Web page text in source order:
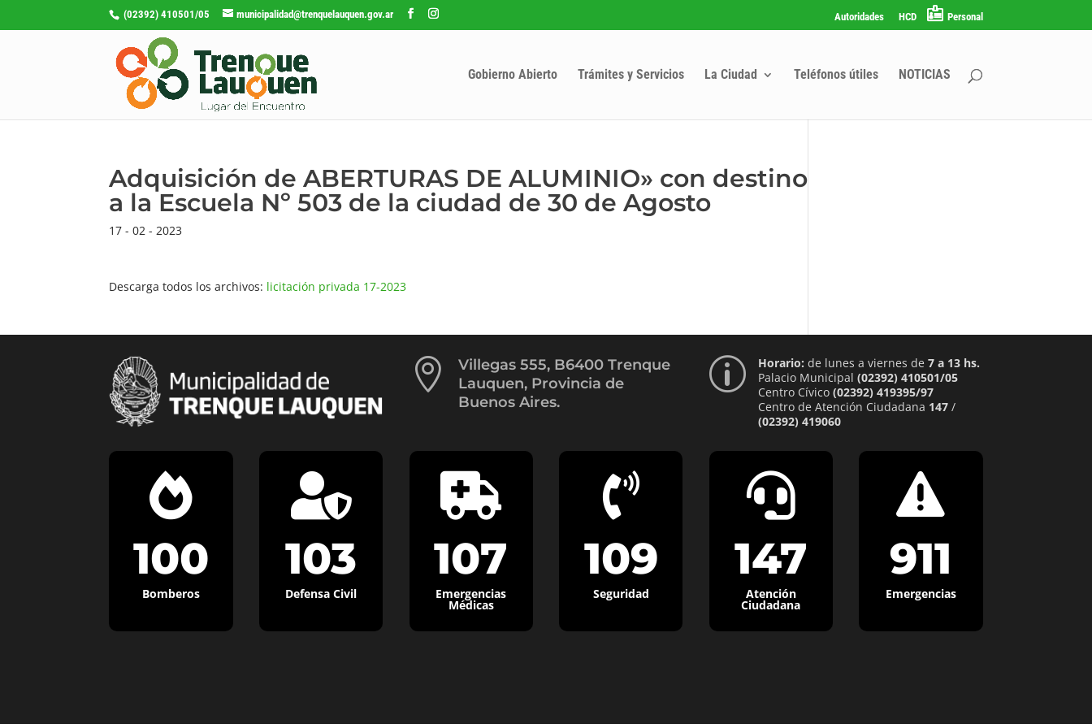
(02392) 410501/05 municipalidad@trenquelauquen.gov.ar Autoridades HCD Personal
Gobierno Abierto Trámites y Servicios La Ciudad Teléfonos útiles NOTICIAS
Adquisición de ABERTURAS DE ALUMINIO» con destino
a la Escuela Nº 503 de la ciudad de 30 de Agosto
17 - 02 - 2023
Descarga todos los archivos: licitación privada 17-2023

Villegas 555, B6400 Trenque
Lauquen, Provincia de
Buenos Aires.
p Horario: de lunes a viernes de 7 a 13 hs.
Palacio Municipal (02392) 410501/05
Centro Cívico (02392) 419395/97
Centro de Atención Ciudadana 147/
(02392) 419060

100
Bomberos

103
Defensa Civil

107
Emergencias
Médicas

109
Seguridad

147
Atención
Ciudadana

911
Emergencias